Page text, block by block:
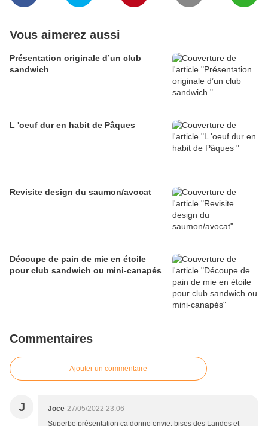
Vous aimerez aussi
Présentation originale d’un club
sandwich
L 'oeuf dur en habit de Pâques
Revisite design du saumon/avocat
Découpe de pain de mie en étoile
pour club sandwich ou mini-canapés
Commentaires
Ajouter un commentaire
J Joce 27/05/2022 23:06
Superbe présentation ça donne envie, bises des Landes et